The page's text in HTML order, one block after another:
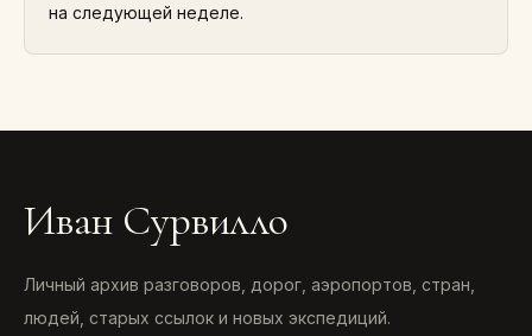
на следующей неделе.
Иван Сурвилло
Личный архив разговоров, дорог, аэропортов, стран,
людей, старых ссылок и новых экспедиций.